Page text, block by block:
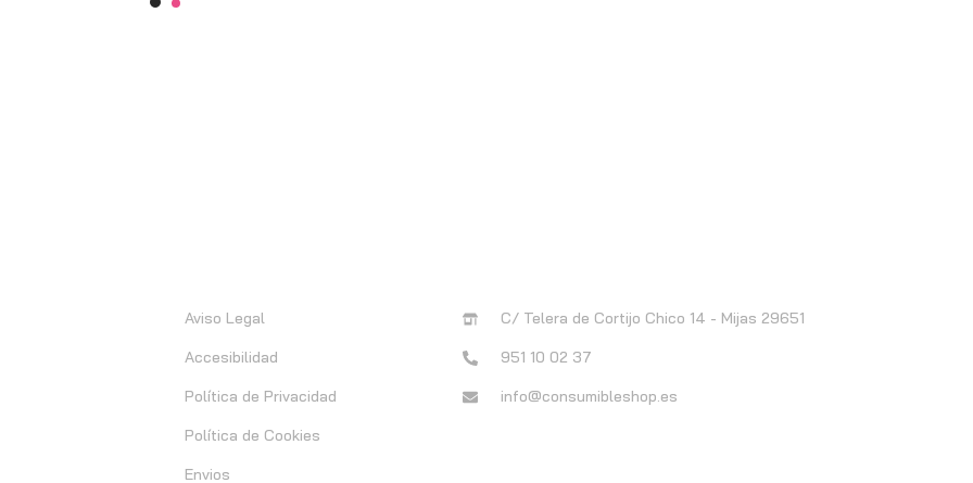
Aviso Legal
Accesibilidad
Política de Privacidad
Política de Cookies
Envios
C/ Telera de Cortijo Chico 14 - Mijas 29651
951 10 02 37
info@consumibleshop.es